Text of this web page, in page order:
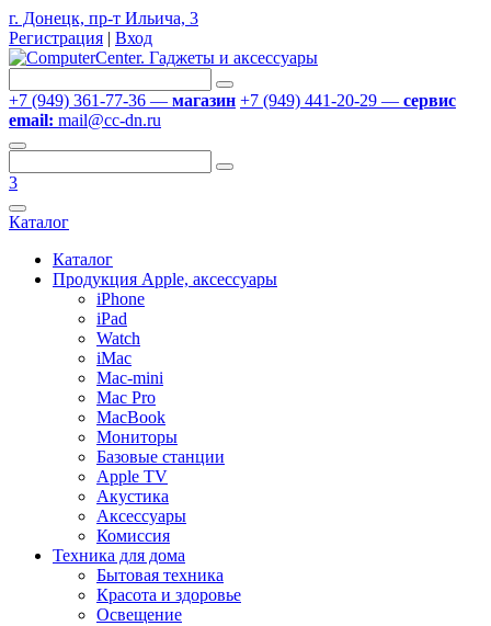
г. Донецк, пр-т Ильича, 3
Регистрация | Вход
+7 (949) 361-77-36 — магазин +7 (949) 441-20-29 — сервис
email: mail@cc-dn.ru
3
Каталог
Каталог
Продукция Apple, аксессуары
iPhone
iPad
Watch
iMac
Mac-mini
Mac Pro
MacBook
Мониторы
Базовые станции
Apple TV
Акустика
Аксессуары
Комиссия
Техника для дома
Бытовая техника
Красота и здоровье
Освещение